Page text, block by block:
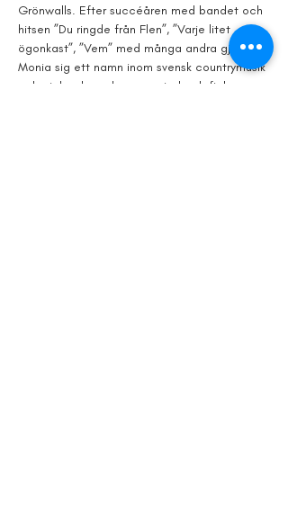
Grönwalls. Efter succéåren med bandet och
hitsen ”Du ringde från Flen”, ”Varje litet
ögonkast”, ”Vem” med många andra gjorde
Monia sig ett namn inom svensk countrymusik
och gick solo under en period och fick